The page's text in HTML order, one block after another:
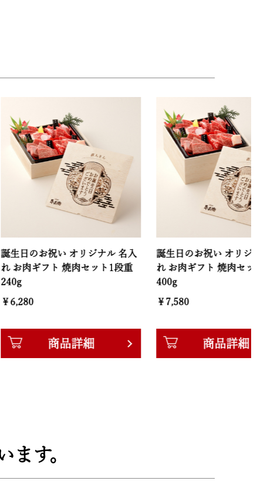
祝い オリジナル 名入
ト 焼肉セット1段重
商品詳細
誕生日のお祝い オリジナル 名入
れ お肉ギフト 焼肉セット2段重
商品詳細
す。